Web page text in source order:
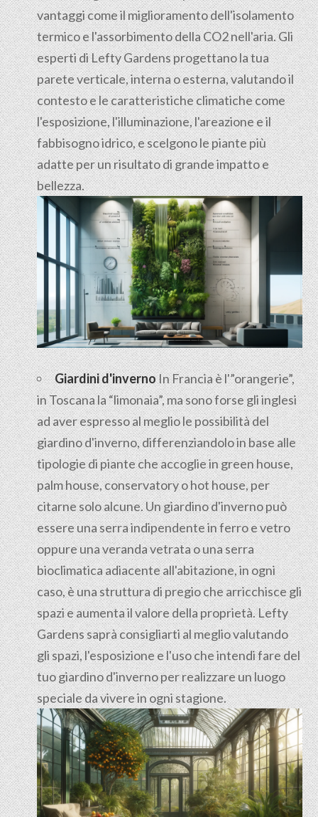
vantaggi come il miglioramento dell'isolamento
termico e l'assorbimento della CO2 nell'aria. Gli
esperti di Lefty Gardens progettano la tua
parete verticale, interna o esterna, valutando il
contesto e le caratteristiche climatiche come
l'esposizione, l'illuminazione, l'areazione e il
fabbisogno idrico, e scelgono le piante più
adatte per un risultato di grande impatto e
bellezza.
Giardini d'invernoIn Francia è l'”orangerie”,
in Toscana la “limonaia”, ma sono forse gli inglesi
ad aver espresso al meglio le possibilità del
giardino d'inverno, differenziandolo in base alle
tipologie di piante che accoglie in green house,
palm house, conservatory o hot house, per
citarne solo alcune. Un giardino d'inverno può
essere una serra indipendente in ferro e vetro
oppure una veranda vetrata o una serra
bioclimatica adiacente all'abitazione, in ogni
caso, è una struttura di pregio che arricchisce gli
spazi e aumenta il valore della proprietà. Lefty
Gardens saprà consigliarti al meglio valutando
gli spazi, l'esposizione e l'uso che intendi fare del
tuo giardino d'inverno per realizzare un luogo
speciale da vivere in ogni stagione.